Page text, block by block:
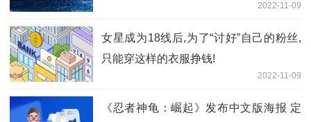
2022-11-09
女星成为18线后,为了“讨好”自己的粉丝,
只能穿这样的衣服挣钱!
2022-11-09
《忍者神龟：崛起》发布中文版海报 定